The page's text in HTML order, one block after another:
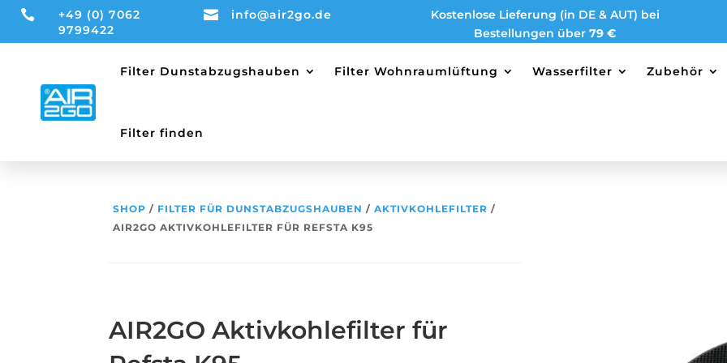

+49 (0) 7062
9799422
 info@air2go.de
Kostenlose Lieferung (in DE & AUT) bei
Bestellungen über 79 €
Filter Dunstabzugshauben Filter Wohnraumlüftung Wasserfilter Zubehör
Filter finden
SHOP / FILTER FÜR DUNSTABZUGSHAUBEN /AKTIVKOHLEFILTER /
AIR2GO AKTIVKOHLEFILTER FÜR REFSTA K95
AIR2GO Aktivkohlefilter für